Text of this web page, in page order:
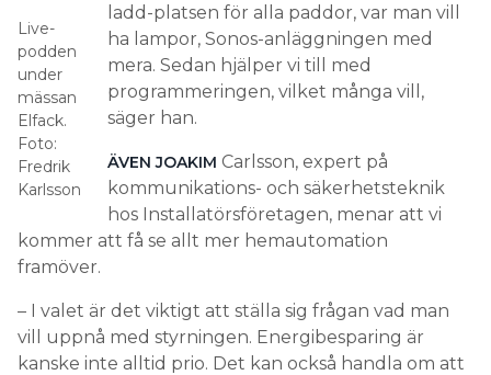
Live-
podden
under
mässan
Elfack.
Foto:
Fredrik
Karlsson
ladd-platsen för alla paddor, var man vill
ha lampor, Sonos-anläggningen med
mera. Sedan hjälper vi till med
programmeringen, vilket många vill,
säger han.
ÄVEN JOAKIM Carlsson, expert på
kommunikations- och säkerhetsteknik
hos Installatörsföretagen, menar att vi
kommer att få se allt mer hemautomation
framöver.
– I valet är det viktigt att ställa sig frågan vad man
vill uppnå med styrningen. Energibesparing är
kanske inte alltid prio. Det kan också handla om att